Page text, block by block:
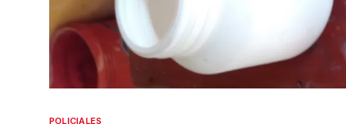
POLICIALES